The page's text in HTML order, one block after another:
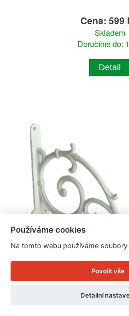
Cena: 599
Skladem
Doručíme do:
Detail
Velká bílá konzole na
Používáme cookies
Na tomto webu používáme
Povolit vše
Detailní